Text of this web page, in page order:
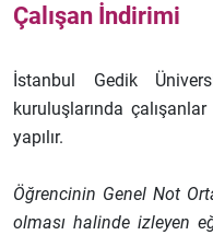
Çalışan İndirimi
İstanbul Gedik
kuruluşlarında
yapılır.
Öğrencinin Genel Not
olması halinde izleyen